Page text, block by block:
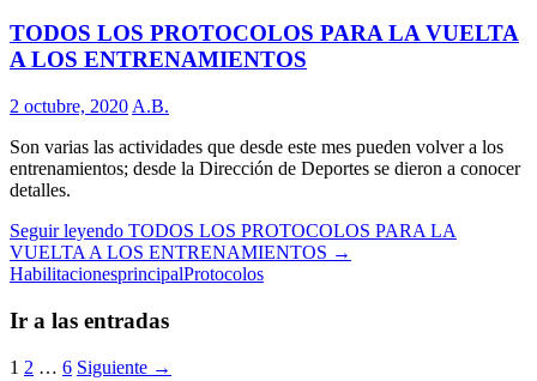
TODOS LOS PROTOCOLOS PARA LA VUELTA
A LOS ENTRENAMIENTOS
2 octubre, 2020 A.B.
Son varias las actividades que desde este mes pueden volver a los
entrenamientos; desde la Dirección de Deportes se dieron a conocer
detalles.
Seguir leyendo TODOS LOS PROTOCOLOS PARA LA
VUELTA A LOS ENTRENAMIENTOS →
HabilitacionesprincipalProtocolos
Ir a las entradas
1 2 … 6 Siguiente →